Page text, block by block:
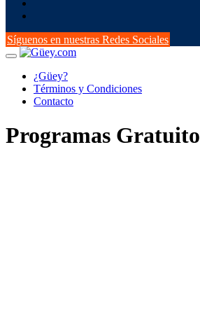
Síguenos en nuestras Redes Sociales
¿Güey?
Términos y Condiciones
Contacto
Programas